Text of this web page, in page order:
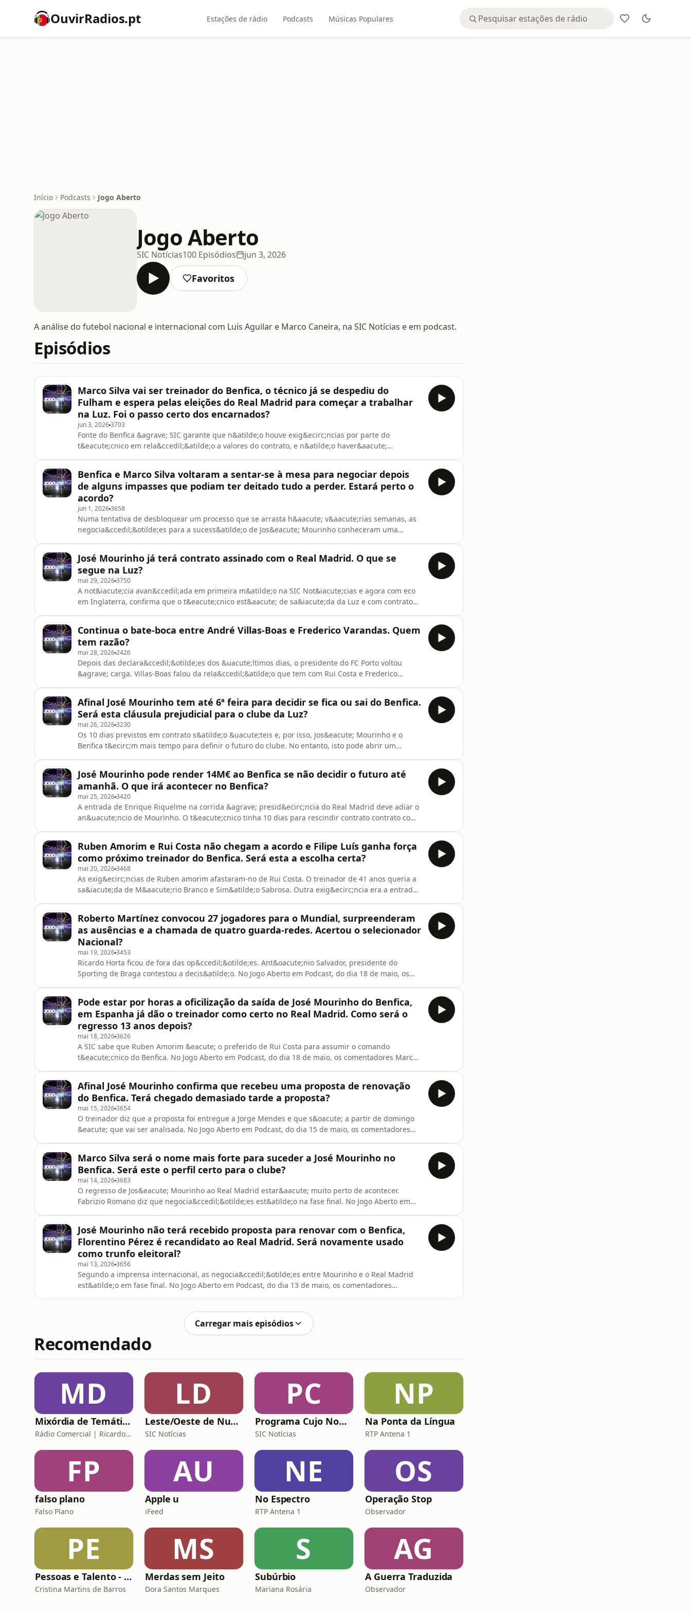
OuvirRadios.pt Estações de rádio Podcasts Músicas Populares
Início Podcasts Jogo Aberto
Jogo Aberto
SIC Notícias100 Episódios jun 3, 2026
Favoritos
A análise do futebol nacional e internacional com Luís Aguilar e Marco Caneira, na SIC Notícias e em podcast.
Episódios
Marco Silva vai ser treinador do Benfica, o técnico já se despediu do
Fulham e espera pelas eleições do Real Madrid para começar a trabalhar
na Luz. Foi o passo certo dos encarnados?
jun 3, 20263703
Fonte do Benfica &agrave; SIC garante que n&atilde;o houve exig&ecirc;ncias por parte do
t&eacute;cnico em rela&ccedil;&atilde;o a valores do contrato, e n&atilde;o haver&aacute;
Sporting.&nbsp;See omnystudio.com/listener
Benfica e Marco Silva voltaram a sentar-se à mesa para negociar depois
de alguns impasses que podiam ter deitado tudo a perder. Estará perto o
acordo?
jun 1, 20263658
Numa tentativa de desbloquear um processo que se arrasta h&aacute; v&aacute;rias semanas, as
negocia&ccedil;&otilde;es para a sucess&atilde;o de Jos&eacute; Mourinho conheceram uma
junho, os comentadores Marc
José Mourinho já terá contrato assinado com o Real Madrid. O que se
segue na Luz?
mai 29, 20263750
A not&iacute;cia avan&ccedil;ada em primeira m&atilde;o na SIC Not&iacute;cias e agora com eco
em Inglaterra, confirma que o t&eacute;cnico est&aacute; de sa&iacute;da da Luz e com contrato
tr&ecirc;s grandes.&nbsp; &nbsp;Se
Continua o bate-boca entre André Villas-Boas e Frederico Varandas. Quem
tem razão?
mai 28, 20262426
Depois das declara&ccedil;&otilde;es dos &uacute;ltimos dias, o presidente do FC Porto voltou
&agrave; carga. Villas-Boas falou da rela&ccedil;&atilde;o que tem com Rui Costa e Frederico
Francisco Guimar&atil
Afinal José Mourinho tem até 6ª feira para decidir se fica ou sai do Benfica.
Será esta cláusula prejudicial para o clube da Luz?
mai 26, 20263230
Os 10 dias previstos em contrato s&atilde;o &uacute;teis e, por isso, Jos&eacute; Mourinho e o
Benfica t&ecirc;m mais tempo para definir o futuro do clube. No entanto, isto pode abrir um
Caneira, Pedro Henriques e o Francisc
José Mourinho pode render 14M€ ao Benfica se não decidir o futuro até
amanhã. O que irá acontecer no Benfica?
mai 25, 20263420
A entrada de Enrique Riquelme na corrida &agrave; presid&ecirc;ncia do Real Madrid deve adiar o
an&uacute;ncio de Mourinho. O t&eacute;cnico tinha 10 dias para rescindir contrato contrato como
Caneira, Pedro Henriq
Ruben Amorim e Rui Costa não chegam a acordo e Filipe Luís ganha força
como próximo treinador do Benfica. Será esta a escolha certa?
mai 20, 20263468
As exig&ecirc;ncias de Ruben amorim afastaram-no de Rui Costa. O treinador de 41 anos queria a
sa&iacute;da de M&aacute;rio Branco e Sim&atilde;o Sabrosa. Outra exig&ecirc;ncia era a entrada
Guimar&atilde;es analisaram aind
Roberto Martínez convocou 27 jogadores para o Mundial, surpreenderam
as ausências e a chamada de quatro guarda-redes. Acertou o selecionador
Nacional?
mai 19, 20263453
Ricardo Horta ficou de fora das op&ccedil;&otilde;es. Ant&oacute;nio Salvador, presidente do
Sporting de Braga contestou a decis&atilde;o. No Jogo Aberto em Podcast, do dia 18 de maio, os
Pode estar por horas a oficilização da saída de José Mourinho do Benfica,
em Espanha já dão o treinador como certo no Real Madrid. Como será o
regresso 13 anos depois?
mai 18, 20263626
A SIC sabe que Ruben Amorim &eacute; o preferido de Rui Costa para assumir o comando
t&eacute;cnico do Benfica. No Jogo Aberto em Podcast, do dia 18 de maio, os comentadores Marco
Otamendi.&nbsp;See omnystudio.com/listener for p
Afinal José Mourinho confirma que recebeu uma proposta de renovação
do Benfica. Terá chegado demasiado tarde a proposta?
mai 15, 20263654
O treinador diz que a proposta foi entregue a Jorge Mendes e que s&oacute; a partir de domingo
&eacute; que vai ser analisada. No Jogo Aberto em Podcast, do dia 15 de maio, os comentadores
ligou depois de ven
Marco Silva será o nome mais forte para suceder a José Mourinho no
Benfica. Será este o perfil certo para o clube?
mai 14, 20263683
O regresso de Jos&eacute; Mourinho ao Real Madrid estar&aacute; muito perto de acontecer.
Fabrizio Romano diz que negocia&ccedil;&otilde;es est&atilde;o na fase final. No Jogo Aberto em
antecipar no mercado e
José Mourinho não terá recebido proposta para renovar com o Benfica,
Florentino Pérez é recandidato ao Real Madrid. Será novamente usado
como trunfo eleitoral?
mai 13, 20263656
Segundo a imprensa internacional, as negocia&ccedil;&otilde;es entre Mourinho e o Real Madrid
est&atilde;o em fase final. No Jogo Aberto em Podcast, do dia 13 de maio, os comentadores
sa&iacute;da de Pep&ecirc; do FC Porto.
Carregar mais episódios
Recomendado
MD
Mixórdia de Temáticas
Rádio Comercial | Ricardo Araújo Pereira
LD
Leste/Oeste de Nuno Rogeiro
SIC Notícias
PC
Programa Cujo Nome Estamos Legalmente Impedidos de Dizer
SIC Notícias
NP
Na Ponta da Língua
RTP Antena 1
FP
falso plano
Falso Plano
AU
Apple u
iFeed
NE
No Espectro
RTP Antena 1
OS
Operação Stop
Observador
PE
Pessoas e Talento - Conversas inspiradoras sobre gestão de pessoas
Cristina Martins de Barros
MS
Merdas sem Jeito
Dora Santos Marques
S
Subúrbio
Mariana Rosária
AG
A Guerra Traduzida
Observador